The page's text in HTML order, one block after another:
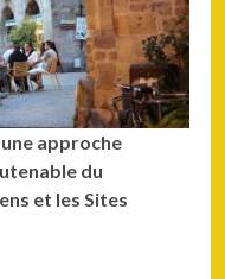
approche
du
et les Sites